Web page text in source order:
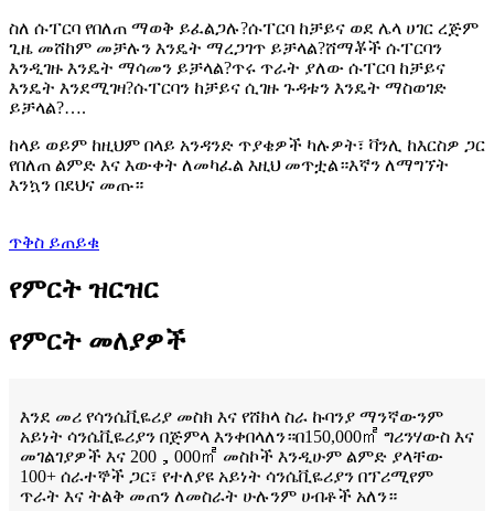
ስለ ሱፐርባ የበለጠ ማወቅ ይፈልጋሉ?ሱፐርባ ከቻይና ወደ ሌላ ሀገር ረጅም
ጊዜ መሸከም መቻሉን እንዴት ማረጋገጥ ይቻላል?ሸማቾች ሱፐርባን
እንዲገዙ እንዴት ማሳመን ይቻላል?ጥሩ ጥራት ያለው ሱፐርባ ከቻይና
እንዴት እንደሚገዛ?ሱፐርባን ከቻይና ሲገዙ ጉዳቱን እንዴት ማስወገድ
ይቻላል?….
ከላይ ወይም ከዚህም በላይ አንዳንድ ጥያቄዎች ካሉዎት፣ ቫንሊ ከእርስዎ ጋር
የበለጠ ልምድ እና እውቀት ለመካፈል እዚህ መጥቷል።እኛን ለማግኘት
እንኳን በደህና መጡ።
ጥቅስ ይጠይቁ
የምርት ዝርዝር
የምርት መለያዎች
እንደ መሪ የሳንሴቪዬሪያ መስክ እና የሸክላ ስራ ኩባንያ ማንኛውንም
አይነት ሳንሴቪዬሪያን በጅምላ እንቀበላለን።በ150,000㎡ ግሪንሃውስ እና
መገልገያዎች እና 200，000㎡ መስኮች እንዲሁም ልምድ ያላቸው
100+ ሰራተኞች ጋር፣ የተለያዩ አይነት ሳንሴቪዬሪያን በፕሪሚየም
ጥራት እና ትልቅ መጠን ለመስራት ሁሉንም ሀብቶች አለን።